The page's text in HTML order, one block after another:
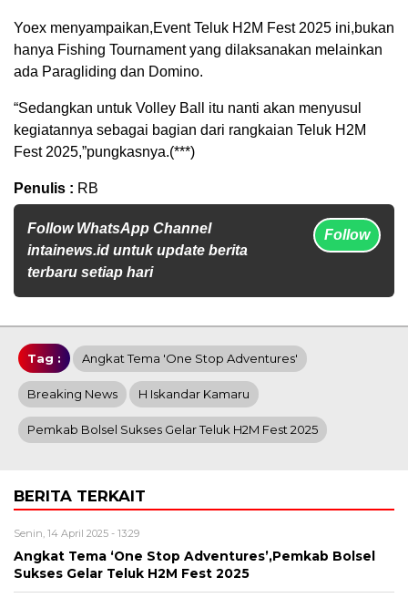
Yoex menyampaikan,Event Teluk H2M Fest 2025 ini,bukan
hanya Fishing Tournament yang dilaksanakan melainkan
ada Paragliding dan Domino.
“Sedangkan untuk Volley Ball itu nanti akan menyusul
kegiatannya sebagai bagian dari rangkaian Teluk H2M
Fest 2025,”pungkasnya.(***)
Penulis : RB
Follow WhatsApp Channel
intainews.id untuk update berita
terbaru setiap hari
Follow
Tag : Angkat Tema 'One Stop Adventures'
Breaking News H Iskandar Kamaru
Pemkab Bolsel Sukses Gelar Teluk H2M Fest 2025
BERITA TERKAIT
Senin, 14 April 2025 - 13:29
Angkat Tema ‘One Stop Adventures’,Pemkab Bolsel
Sukses Gelar Teluk H2M Fest 2025